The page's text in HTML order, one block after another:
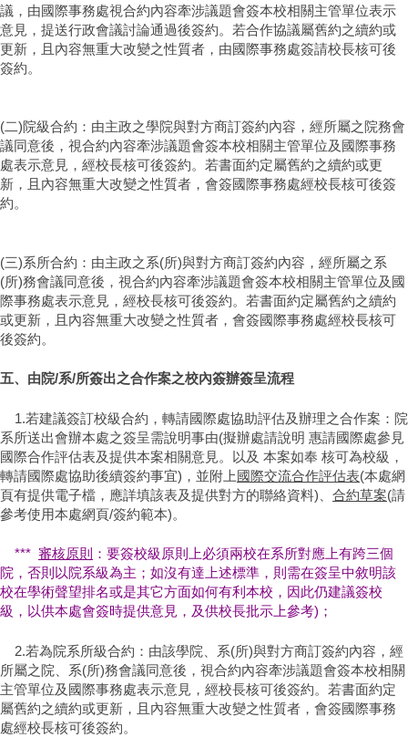
議，由國際事務處視合約內容牽涉議題會簽本校相關主管單位表示
意見，提送行政會議討論通過後簽約。若合作協議屬舊約之續約或
更新，且內容無重大改變之性質者，由國際事務處簽請校長核可後
簽約。
(二)院級合約：由主政之學院與對方商訂簽約內容，經所屬之院務會
議同意後，視合約內容牽涉議題會簽本校相關主管單位及國際事務
處表示意見，經校長核可後簽約。若書面約定屬舊約之續約或更
新，且內容無重大改變之性質者，會簽國際事務處經校長核可後簽
約。
(三)系所合約：由主政之系(所)與對方商訂簽約內容，經所屬之系
(所)務會議同意後，視合約內容牽涉議題會簽本校相關主管單位及國
際事務處表示意見，經校長核可後簽約。若書面約定屬舊約之續約
或更新，且內容無重大改變之性質者，會簽國際事務處經校長核可
後簽約。
五、由院/系/所簽出之合作案​之校內簽辦簽呈流程
1.若建議簽訂校級合約，轉請國際處協助評估及辦理之合作案：院
系所送出會辦本處之簽呈需說明事由(擬辦處請說明 惠請國際處參見
國際合作評估表及提供本案相關意見。以及 本案如奉 核可為校級，
轉請國際處協助後續簽約事宜)，並附上國際交流合作評估表(本處網
頁有提供電子檔，應詳填該表及提供對方的聯絡資料)、 合約草案(請
參考使用本處網頁/簽約範本)。
*** 審核原則 ：要簽校級原則上必須兩校在系所對應上有跨三個
院，否則以院系級為主；如沒有達上述標準，則需在簽呈中敘明該
校在學術聲望排名或是其它方面如何有利本校，因此仍建議簽校
級，以供本處會簽時提供意見，及供校長批示上參考)；
2.若為院系所級合約：由該學院、系(所)與對方商訂簽約內容，經
所屬之院、系(所)務會議同意後，視合約內容牽涉議題會簽本校相關
主管單位及國際事務處表示意見，經校長核可後簽約。若書面約定
屬舊約之續約或更新，且內容無重大改變之性質者，會簽國際事務
處經校長核可後簽約。